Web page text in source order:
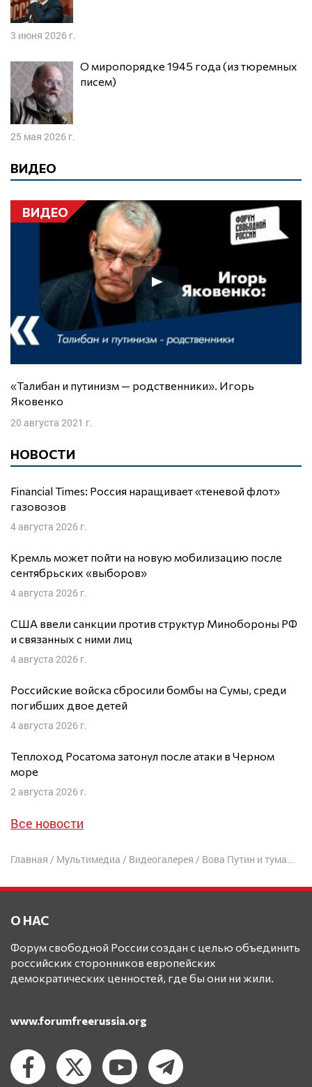
3 июня 2026 г.
О миропорядке 1945 года (из тюремных
писем)
25 мая 2026 г.
ВИДЕО
ВИДЕО
«Талибан и путинизм — родственники». Игорь
Яковенко
20 августа 2021 г.
НОВОСТИ
Financial Times: Россия наращивает «теневой флот»
газовозов
4 августа 2026 г.
Кремль может пойти на новую мобилизацию после
сентябрьских «выборов»
4 августа 2026 г.
США ввели санкции против структур Минобороны РФ
и связанных с ними лиц
4 августа 2026 г.
Российские войска сбросили бомбы на Сумы, среди
погибших двое детей
4 августа 2026 г.
Теплоход Росатома затонул после атаки в Черном
море
2 августа 2026 г.
Все новости
Главная / Мультимедиа / Видеогалерея / Вова Путин и туманное прошлое | LIVE c ИГОРЕМ ЯКОВЕНКО
О НАС
Форум свободной России создан с целью объединить
российских сторонников европейских
демократических ценностей, где бы они ни жили.
www.forumfreerussia.org